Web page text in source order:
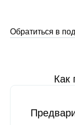
Обратиться в
Как